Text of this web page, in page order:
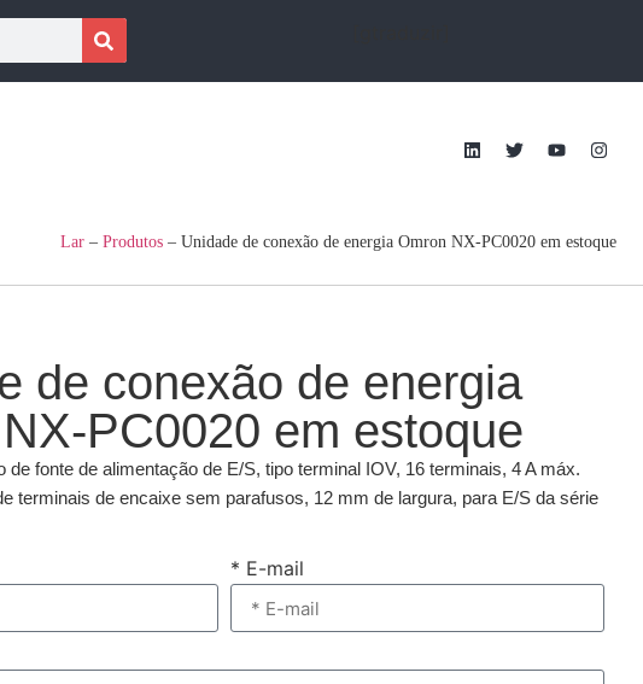
Lar – Produtos – Unidade de conexão de energia Omron NX-PC0020 em estoque
de conexão de energia
PC0020 em estoque
de fonte de alimentação de E/S, tipo terminal IOV, 16 terminais, 4 A máx.
terminais de encaixe sem parafusos, 12 mm de largura, para E/S da série
* E-mail